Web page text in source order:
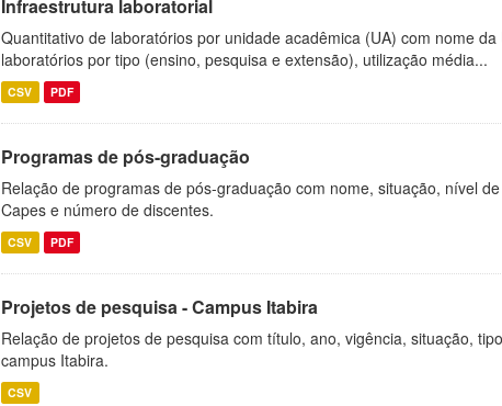
Infraestrutura laboratorial
Quantitativo de laboratórios por unidade acadêmica (UA) com nome
laboratórios por tipo (ensino, pesquisa e extensão), utilização média...
CSV PDF
Programas de pós-graduação
Relação de programas de pós-graduação com nome, situação, nível
Capes e número de discentes.
CSV PDF
Projetos de pesquisa - Campus Itabira
Relação de projetos de pesquisa com título, ano, vigência, situação,
campus Itabira.
CSV